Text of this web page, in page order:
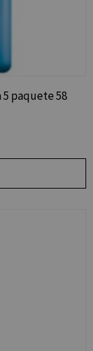
5 paquete 58